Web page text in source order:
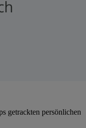
getrackten persönlichen